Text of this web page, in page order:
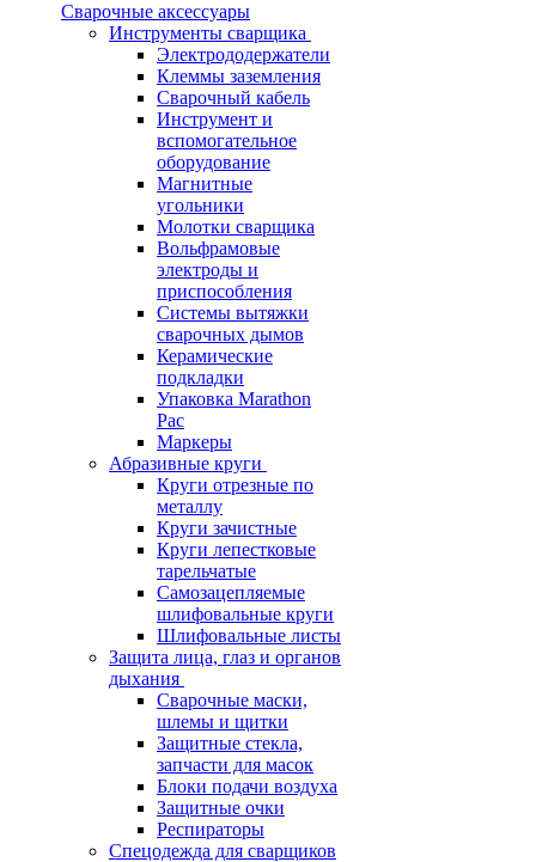
Сварочные аксессуары
Инструменты сварщика
Электрододержатели
Клеммы заземления
Сварочный кабель
Инструмент и
вспомогательное
оборудование
Магнитные
угольники
Молотки сварщика
Вольфрамовые
электроды и
приспособления
Системы вытяжки
сварочных дымов
Керамические
подкладки
Упаковка Marathon
Pac
Маркеры
Абразивные круги
Круги отрезные по
металлу
Круги зачистные
Круги лепестковые
тарельчатые
Самозацепляемые
шлифовальные круги
Шлифовальные листы
Защита лица, глаз и органов
дыхания
Сварочные маски,
шлемы и щитки
Защитные стекла,
запчасти для масок
Блоки подачи воздуха
Защитные очки
Респираторы
Спецодежда для сварщиков